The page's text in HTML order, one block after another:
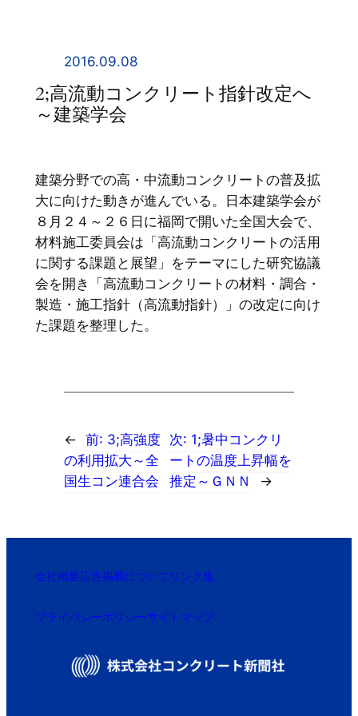
2016.09.08
2;高流動コンクリート指針改定へ
～建築学会
建築分野での高・中流動コンクリートの普及拡
大に向けた動きが進んでいる。日本建築学会が
８月２４～２６日に福岡で開いた全国大会で、
材料施工委員会は「高流動コンクリートの活用
に関する課題と展望」をテーマにした研究協議
会を開き「高流動コンクリートの材料・調合・
製造・施工指針（高流動指針）」の改定に向け
た課題を整理した。
← 前: 3;高強度
の利用拡大～全
国生コン連合会
次: 1;暑中コンクリ
ートの温度上昇幅を
推定～ＧＮＮ
→
会社概要広告掲載について リンク集
プライバシーポリシーサイトマップ